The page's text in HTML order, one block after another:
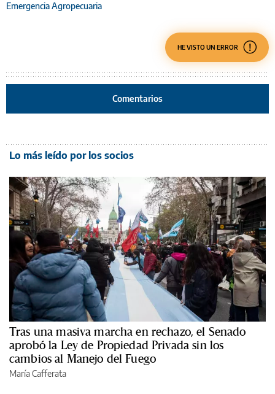
Emergencia Agropecuaria
HE VISTO UN ERROR
Comentarios
Lo más leído por los socios
Tras una masiva marcha en rechazo, el Senado
aprobó la Ley de Propiedad Privada sin los
cambios al Manejo del Fuego
María Cafferata